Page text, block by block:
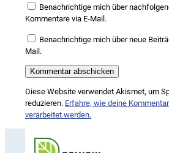
Benachrichtige mich über
Kommentare via E-Mail.
Benachrichtige mich über neue
Mail.
Diese Website verwendet Akismet, um
reduzieren. Erfahre, wie deine
verarbeitet werden.